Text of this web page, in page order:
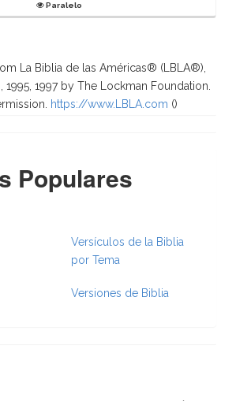
Paralelo
La Biblia de las Américas® (LBLA®),
1997 by The Lockman Foundation.
https://www.LBLA.com ()
Populares
Versículos de la Biblia
por Tema
Versiones de Biblia